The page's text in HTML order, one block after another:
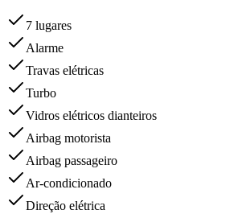
7 lugares
Alarme
Travas elétricas
Turbo
Vidros elétricos dianteiros
Airbag motorista
Airbag passageiro
Ar-condicionado
Direção elétrica